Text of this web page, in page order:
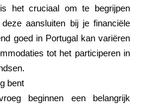
op
het cruciaal om te begrijpen
aansluiten bij je financiële
goed in Portugal kan variëren
tot het participeren in
bent
beginnen een belangrijk